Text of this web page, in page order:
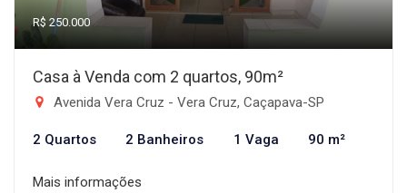
R$ 250.000
Casa à Venda com 2 quartos, 90m²
Avenida Vera Cruz - Vera Cruz, Caçapava-SP
2 Quartos 2 Banheiros 1 Vaga 90 m²
Mais informações